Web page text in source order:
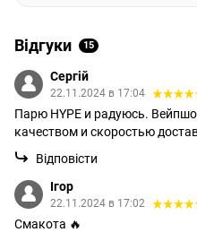
Відгуки 15
Сергій
22.11.2024 в 17:04
Парю HYPE и радуюсь.
качеством и скоростью
Відповісти
Ігор
22.11.2024 в 17:02
Смакота 🔥